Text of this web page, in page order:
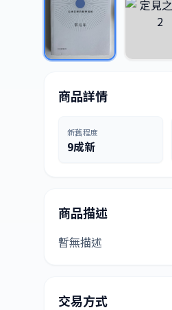
商品詳情
新舊程度
9成新
商品描述
暫無描述
交易方式